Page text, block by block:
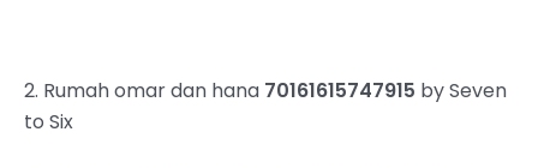
2. Rumah omar dan hana 70161615747915 by Seven
to Six